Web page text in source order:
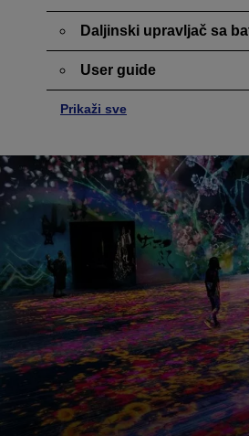
Daljinski upravljač sa
User guide
Prikaži sve